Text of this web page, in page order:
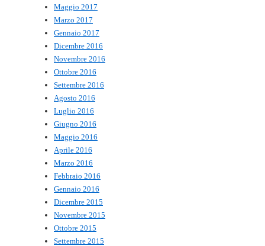
Maggio 2017
Marzo 2017
Gennaio 2017
Dicembre 2016
Novembre 2016
Ottobre 2016
Settembre 2016
Agosto 2016
Luglio 2016
Giugno 2016
Maggio 2016
Aprile 2016
Marzo 2016
Febbraio 2016
Gennaio 2016
Dicembre 2015
Novembre 2015
Ottobre 2015
Settembre 2015